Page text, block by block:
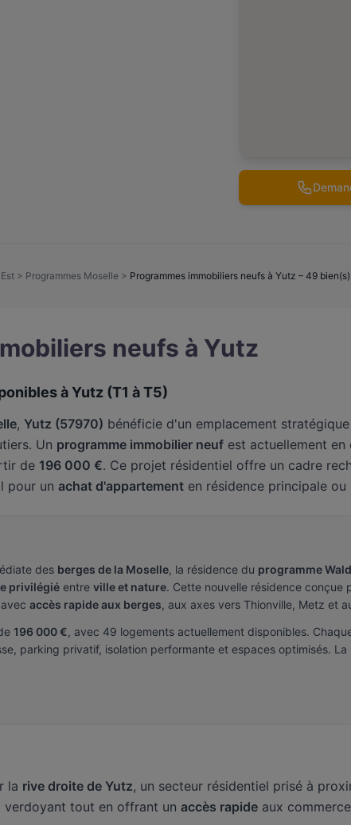
> Programmes Moselle > Programmes immobiliers neufs à Yutz – 49
neufs à Yutz
à Yutz (T1 à T5)
, Yutz (57970) bénéficie d'un emplacement
Un programme immobilier neuf est actuellement
de 196 000 €. Ce projet résidentiel offre un cadre
pour un achat d'appartement en résidence principale
des berges de la Moselle, la résidence du programme
privilégié entre ville et nature. Cette nouvelle résidence conçue
accès rapide aux berges, aux axes vers Thionville, Metz et
196 000 €, avec 49 logements actuellement disponibles.
parking privatif, isolation performante et espaces optimisés.
la rive droite de Yutz, un secteur résidentiel prisé à
verdoyant tout en offrant un accès rapide aux